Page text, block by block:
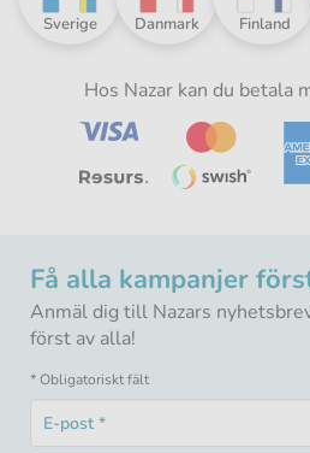
Nazar
Sverige
Nazar
-
Danmark
Nazar
-
Finland
Hos Nazar kan du betala
Få alla kampanjer
Anmäl dig till Nazars
först av alla!
* Obligatoriskt fält
E-
post